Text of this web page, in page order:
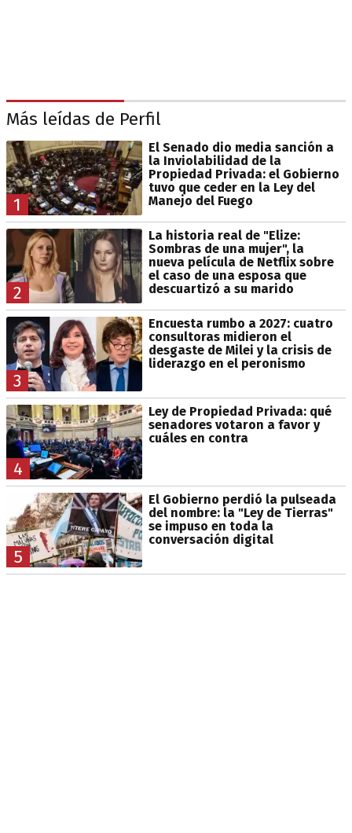
Más leídas de Perfil
1
El Senado dio media sanción a
la Inviolabilidad de la
Propiedad Privada: el Gobierno
tuvo que ceder en la Ley del
Manejo del Fuego
2
La historia real de "Elize:
Sombras de una mujer", la
nueva película de Netflix sobre
el caso de una esposa que
descuartizó a su marido
3
Encuesta rumbo a 2027: cuatro
consultoras midieron el
desgaste de Milei y la crisis de
liderazgo en el peronismo
4
Ley de Propiedad Privada: qué
senadores votaron a favor y
cuáles en contra
5
El Gobierno perdió la pulseada
del nombre: la "Ley de Tierras"
se impuso en toda la
conversación digital